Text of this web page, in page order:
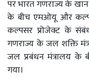
पर भारत गणराज्य के
के बीच एमओयू और
कल्पसर प्रोजेक्ट के
गणराज्य के जल शक्ति
जल प्रबंधन मंत्रालय के
गया।